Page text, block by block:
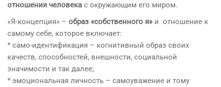
отношения человека с окружающим его миром.
«Я-концепция» – образ «собственного я»и отношение к
самому себе, которое включает:
* само-идентификация – когнитивный образ своих
качеств, способностей, внешности, социальной
значимости и так далее;
* эмоциональная личность – самоуважение и тому